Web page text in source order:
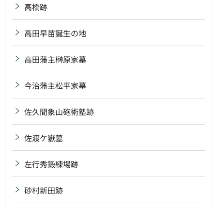
高橋跡
高田早苗誕生の地
高田藩主榊原家墓
今治藩主松平家墓
佐久間象山砲術塾跡
佐渡ケ嶽墓
左行秀鍛練場跡
砂村新田跡